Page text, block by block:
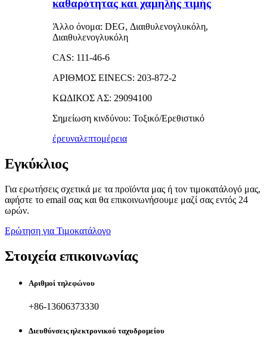
καθαρότητας και χαμηλής τιμής
Άλλο όνομα: DEG, Διαιθυλενογλυκόλη,
Διαιθυλενογλυκόλη
CAS: 111-46-6
ΑΡΙΘΜΟΣ EINECS: 203-872-2
ΚΩΔΙΚΟΣ ΑΣ: 29094100
Σημείωση κινδύνου: Τοξικό/Ερεθιστικό
έρευναλεπτομέρεια
Εγκύκλιος
Για ερωτήσεις σχετικά με τα προϊόντα μας ή τον τιμοκατάλογό μας,
αφήστε το email σας και θα επικοινωνήσουμε μαζί σας εντός 24
ωρών.
Ερώτηση για Τιμοκατάλογο
Στοιχεία επικοινωνίας
Αριθμοί τηλεφώνου
+86-13606373330
Διευθύνσεις ηλεκτρονικού ταχυδρομείου